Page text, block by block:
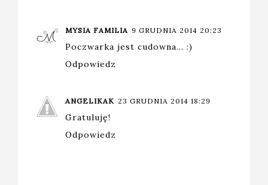
MYSIA FAMILIA 9 GRUDNIA 2014 20:23
Poczwarka jest cudowna... :)
Odpowiedz
ANGELIKAK 23 GRUDNIA 2014 18:29
Gratuluję!
Odpowiedz